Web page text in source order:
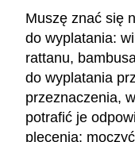
Muszę znać się
do wyplatania:
rattanu,
do wyplatania
przeznaczenia,
potrafić je
plecenia: